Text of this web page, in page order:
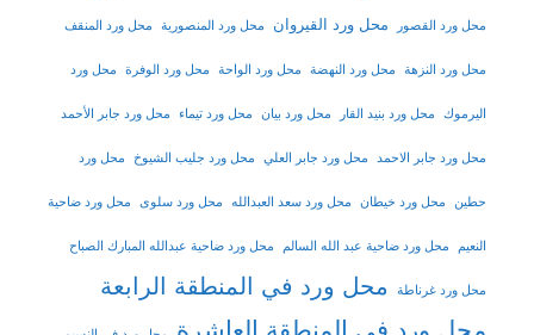
محل ورد القصور محل ورد القيروان محل ورد المنصورية محل ورد المنقف
محل ورد النزهة محل ورد النهضة محل ورد الواحة محل ورد الوفرة محل ورد
اليرموك محل ورد بنيد القار محل ورد بيان محل ورد تيماء محل ورد جابر الأحمد
محل ورد جابر الاحمد محل ورد جابر العلي محل ورد جليب الشيوخ محل ورد
حطين محل ورد خيطان محل ورد سعد العبدالله محل ورد سلوى محل ورد ضاحية
النعيم محل ورد ضاحية عبد الله السالم محل ورد ضاحية عبدالله المبارك الصباح
محل ورد غرناطة
محل ورد في المنطقة الرابعة